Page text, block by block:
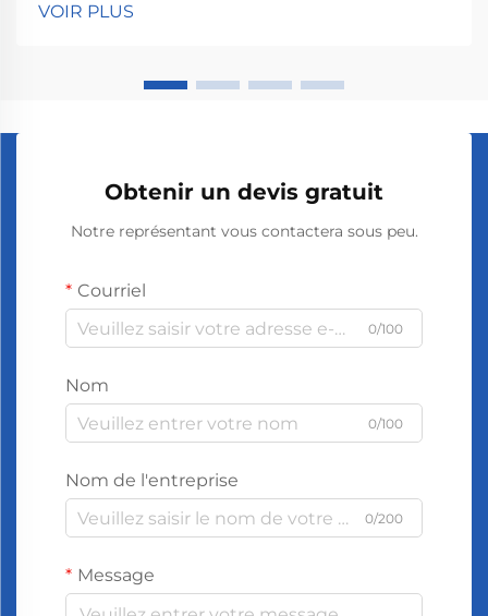
construit des systèmes de diffusion d'arômes
VOIR PLUS
Obtenir un devis gratuit
Notre représentant vous contactera sous peu.
Courriel
0/100
Nom
0/100
Nom de l'entreprise
0/200
Message